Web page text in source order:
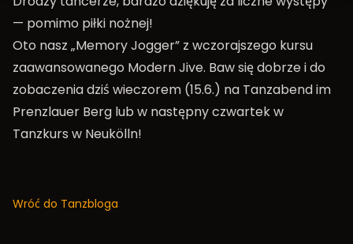
— pomimo piłki nożnej!
Oto nasz „Memory Jogger” z wczorajszego kursu
zaawansowanego Modern Jive. Baw się dobrze i do
zobaczenia dziś wieczorem (15.6.) na Tanzabend im
Prenzlauer Berg lub w następny czwartek w
Tanzkurs w Neukölln!
Wróć do Tanzbloga